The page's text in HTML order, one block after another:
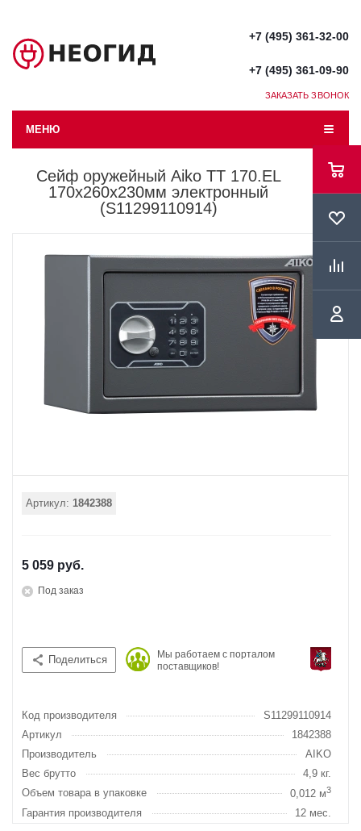
+7 (495) 361-32-00
+7 (495) 361-09-90
ЗАКАЗАТЬ ЗВОНОК
МЕНЮ
Сейф оружейный Aiko TT 170.EL
170x260x230мм электронный
(S11299110914)
Артикул: 1842388
5 059 руб.
Под заказ
Поделиться
Мы работаем с порталом
поставщиков!
Код производителя
S11299110914
Артикул
1842388
Производитель
AIKO
Вес брутто
4,9 кг.
Объем товара в упаковке
0,012 м3
Гарантия производителя 12 мес.